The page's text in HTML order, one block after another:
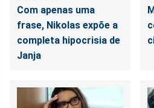
Com apenas uma
frase, Nikolas expõe a
completa hipocrisia de
Janja